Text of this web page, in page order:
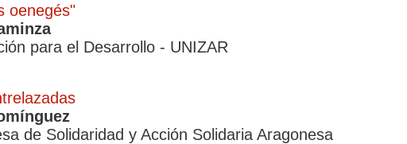
oenegés"
para el Desarrollo - UNIZAR
de Solidaridad y Acción Solidaria Aragonesa